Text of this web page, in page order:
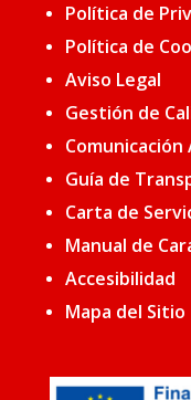
Política de
Política de
Aviso Legal
Gestión de
Guía de
Carta de
Manual de
Accesibilidad
Mapa del Sitio